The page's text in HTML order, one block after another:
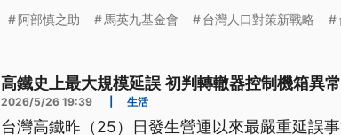
阿部慎之助 馬英九基金會 台灣人口對策新戰略
高鐵史上最大規模延誤 初判轉轍器控制機箱異常
2026/5/26 19:39 生活
台灣高鐵昨（25）日發生營運以來最嚴重延誤